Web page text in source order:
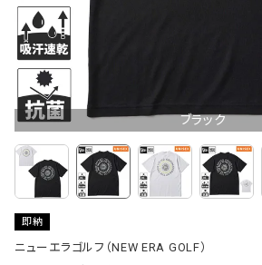
ブラック
即納
ニューエラゴルフ（NEW ERA GOLF）